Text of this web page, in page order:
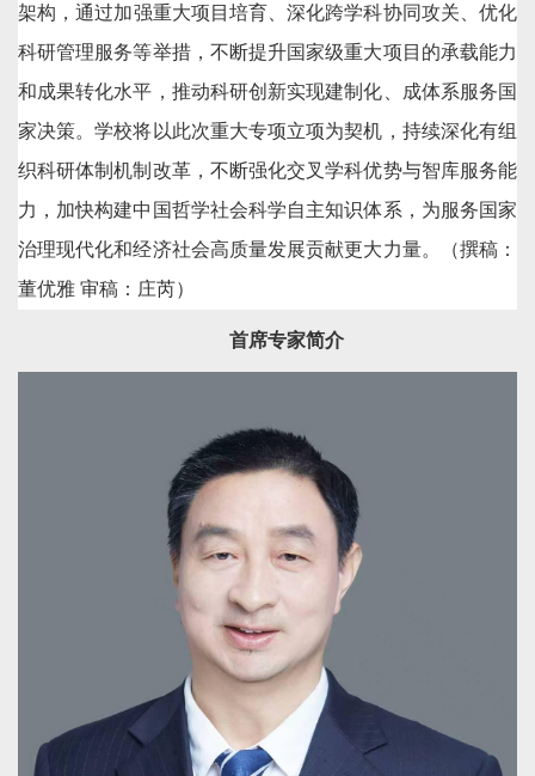
架构 ，通过加强重大项目培育、深化跨学科协同攻关、优化
科研管理服务等举措，不断提升国家级重大项目的承载能力
和成果转化水平，推动科研创新实现建制化、成体系服务国
家决策。学校将以此次重大专项立项为契机，持续深化有组
织科研体制机制改革，不断强化交叉学科优势与智库服务能
力，加快构建中国哲学社会科学自主知识体系，为服务国家
治理现代化和经济社会高质量发展贡献更大力量。 （撰稿：
董优雅 审稿：庄芮）
首席专家简介